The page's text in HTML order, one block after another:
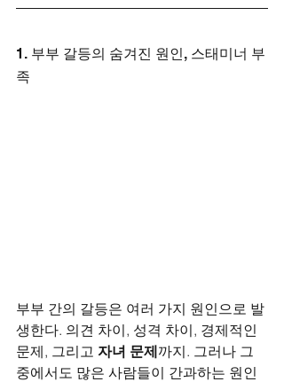
1. 부부 갈등의 숨겨진 원인, 스태미너 부
족
부부 간의 갈등은 여러 가지 원인으로 발
생한다. 의견 차이, 성격 차이, 경제적인
문제, 그리고 자녀 문제까지. 그러나 그
중에서도 많은 사람들이 간과하는 원인